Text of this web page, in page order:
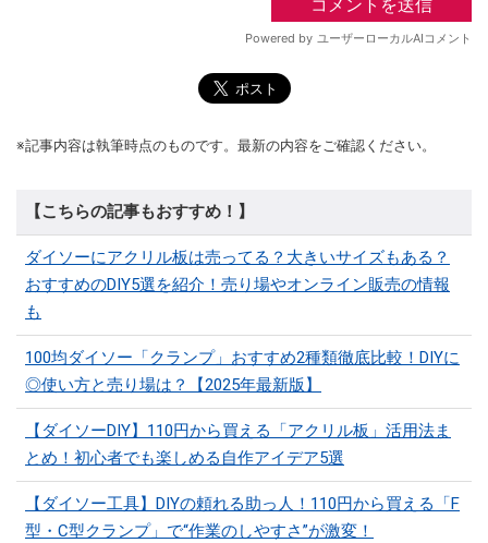
※記事内容は執筆時点のものです。最新の内容をご確認ください。
【こちらの記事もおすすめ！】
ダイソーにアクリル板は売ってる？大きいサイズもある？
おすすめのDIY5選を紹介！売り場やオンライン販売の情報
も
100均ダイソー「クランプ」おすすめ2種類徹底比較！DIYに
◎使い方と売り場は？【2025年最新版】
【ダイソーDIY】110円から買える「アクリル板」活用法ま
とめ！初心者でも楽しめる自作アイデア5選
【ダイソー工具】DIYの頼れる助っ人！110円から買える「F
型・C型クランプ」で“作業のしやすさ”が激変！